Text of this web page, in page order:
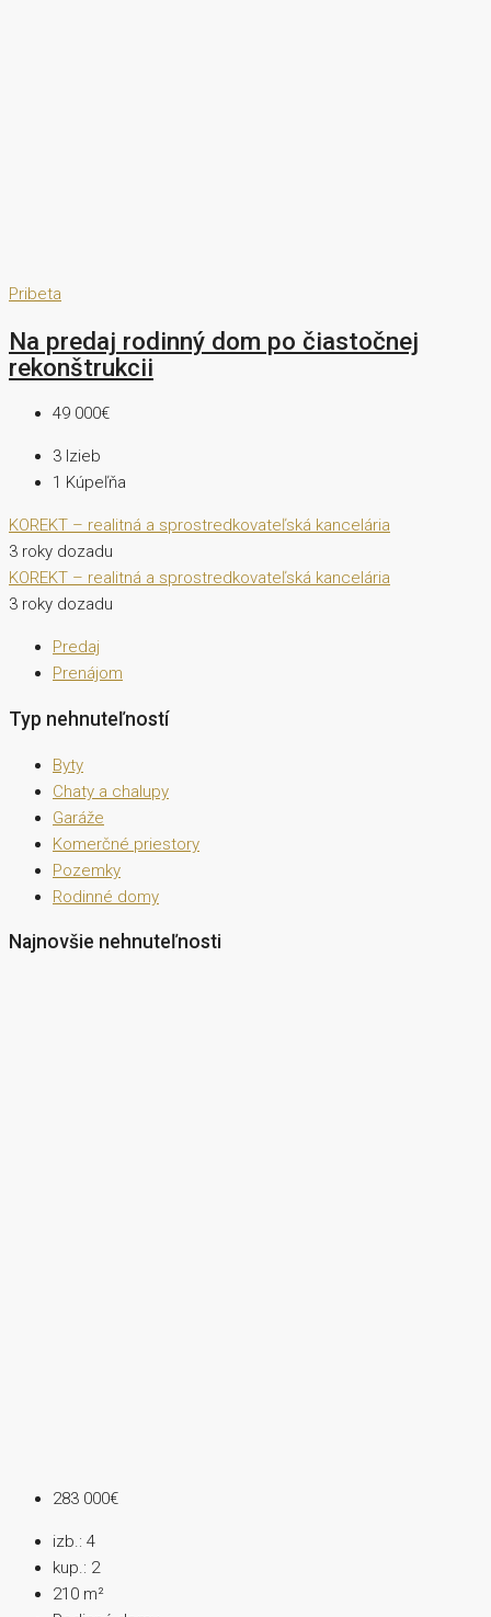
Pribeta
Na predaj rodinný dom po čiastočnej
rekonštrukcii
49 000€
3 Izieb
1 Kúpeľňa
KOREKT – realitná a sprostredkovateľská kancelária
3 roky dozadu
KOREKT – realitná a sprostredkovateľská kancelária
3 roky dozadu
Predaj
Prenájom
Typ nehnuteľností
Byty
Chaty a chalupy
Garáže
Komerčné priestory
Pozemky
Rodinné domy
Najnovšie nehnuteľnosti
283 000€
izb.: 4
kup.: 2
210 m²